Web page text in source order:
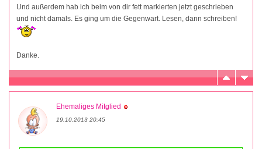
Und außerdem hab ich beim von dir fett markierten jetzt geschrieben
und nicht damals. Es ging um die Gegenwart. Lesen, dann schreiben!
Danke.
Ehemaliges Mitglied
19.10.2013 20:45